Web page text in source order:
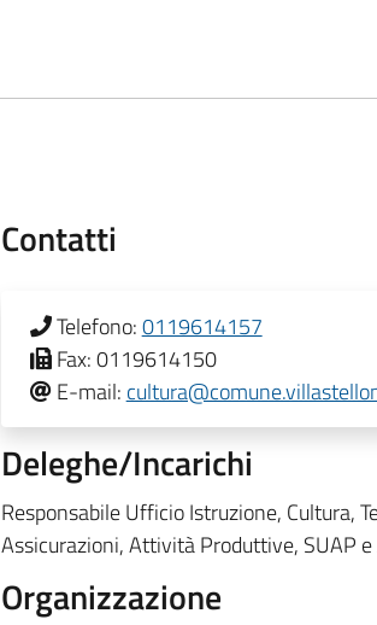
Contatti
Telefono:0119614157
Fax:0119614150
E-mail:
Deleghe/Incarichi
Responsabile Ufficio Istruzione, Cultura,
Assicurazioni, Attività Produttive, SUAP
Organizzazione